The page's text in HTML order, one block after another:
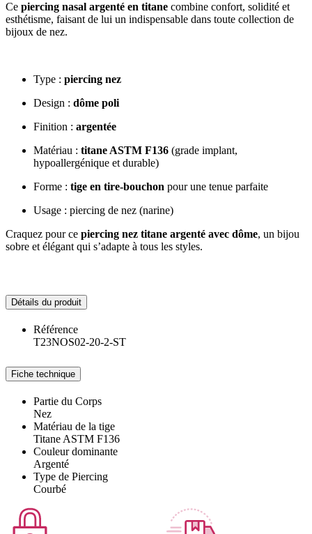
Ce piercing nasal argenté en titane combine confort, solidité et
esthétisme, faisant de lui un indispensable dans toute collection de
bijoux de nez.
Type : piercing nez
Design : dôme poli
Finition : argentée
Matériau : titane ASTM F136 (grade implant,
hypoallergénique et durable)
Forme : tige en tire-bouchon pour une tenue parfaite
Usage : piercing de nez (narine)
Craquez pour ce piercing nez titane argenté avec dôme, un bijou
sobre et élégant qui s’adapte à tous les styles.
Détails du produit
Référence
T23NOS02-20-2-ST
Fiche technique
Partie du Corps
Nez
Matériau de la tige
Titane ASTM F136
Couleur dominante
Argenté
Type de Piercing
Courbé